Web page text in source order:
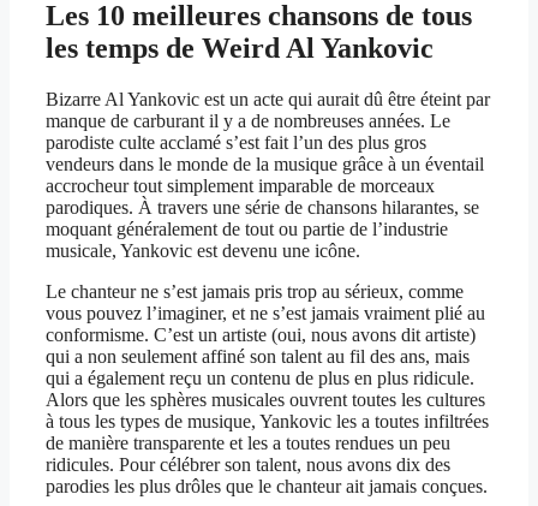
Les 10 meilleures chansons de tous
les temps de Weird Al Yankovic
Bizarre Al Yankovic est un acte qui aurait dû être éteint par
manque de carburant il y a de nombreuses années. Le
parodiste culte acclamé s’est fait l’un des plus gros
vendeurs dans le monde de la musique grâce à un éventail
accrocheur tout simplement imparable de morceaux
parodiques. À travers une série de chansons hilarantes, se
moquant généralement de tout ou partie de l’industrie
musicale, Yankovic est devenu une icône.
Le chanteur ne s’est jamais pris trop au sérieux, comme
vous pouvez l’imaginer, et ne s’est jamais vraiment plié au
conformisme. C’est un artiste (oui, nous avons dit artiste)
qui a non seulement affiné son talent au fil des ans, mais
qui a également reçu un contenu de plus en plus ridicule.
Alors que les sphères musicales ouvrent toutes les cultures
à tous les types de musique, Yankovic les a toutes infiltrées
de manière transparente et les a toutes rendues un peu
ridicules. Pour célébrer son talent, nous avons dix des
parodies les plus drôles que le chanteur ait jamais conçues.